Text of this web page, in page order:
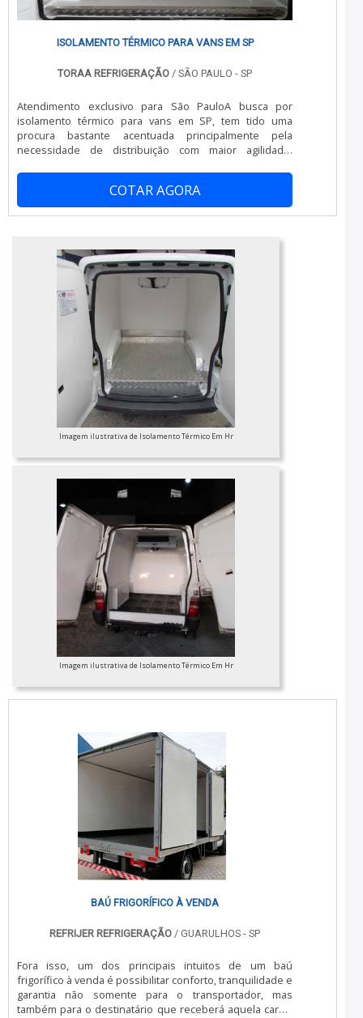
ISOLAMENTO TÉRMICO PARA VANS EM SP
TORAA REFRIGERAÇÃO / SÃO PAULO - SP
Atendimento exclusivo para São PauloA busca por
isolamento térmico para vans em SP, tem tido uma
procura bastante acentuada principalmente pela
necessidade de distribuição com maior agilidade.
capacidade de agregar carga, tem feito o isolamento
térmico ser muito procurado para transformar seu
investimento num bom negócio de retorno de fretes.
COTAR AGORA
Imagem ilustrativa de Isolamento Térmico Em Hr
Imagem ilustrativa de Isolamento Térmico Em Hr
BAÚ FRIGORÍFICO À VENDA
REFRIJER REFRIGERAÇÃO / GUARULHOS - SP
Fora isso, um dos principais intuitos de um baú
frigorífico à venda é possibilitar conforto, tranquilidade e
garantia não somente para o transportador, mas
também para o destinatário que receberá aquela carga.